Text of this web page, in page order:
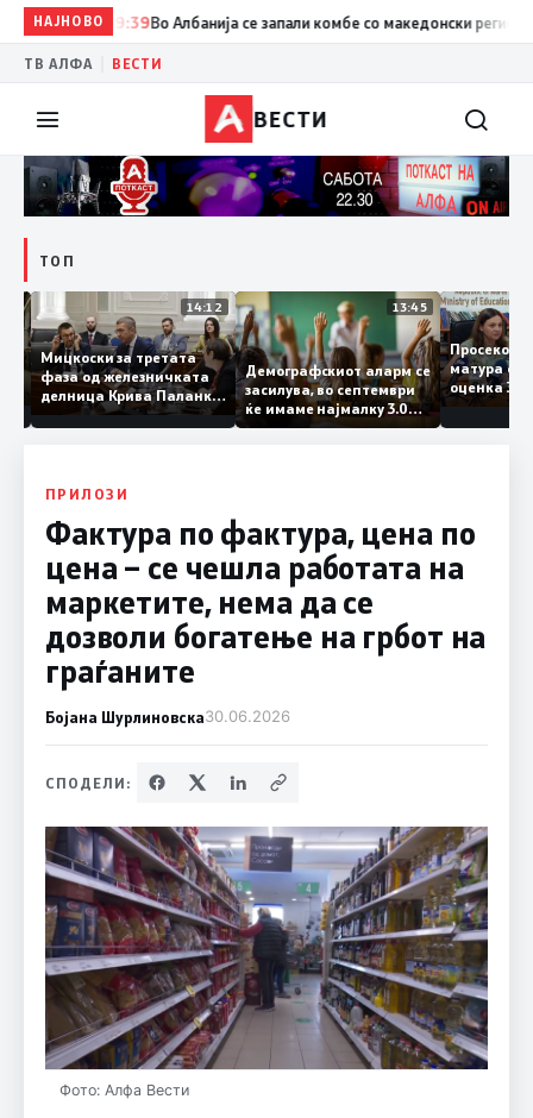
НАЈНОВО
09:39 Во Албанија се запали комбе со македонски
ТВ АЛФА ВЕСТИ
ВЕСТИ
ТОП
15:20 14:12
Мицкоски за третата
фаза од железничката
делница Крива Паланка
– Деве Баир: Проектот
нема да заврши на
целина
13:45
Демографскиот аларм се
засилува, во септември
ќе имаме најмалку 3.000
првачиња помалку
матура
оценка
ПРИЛОЗИ
Фактура по фактура, цена по
цена – се чешла работата на
маркетите, нема да се
дозволи богатење на грбот на
граѓаните
Бојана Шурлиновска30.06.2026
СПОДЕЛИ:
Фото: Алфа Вести